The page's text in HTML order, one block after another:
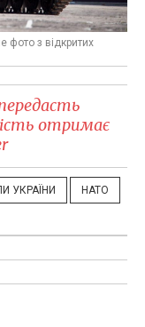
фото з відкритих
отримає
УКРАЇНИ НАТО